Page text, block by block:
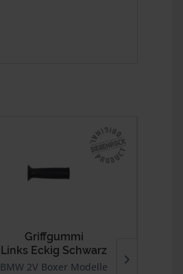
Griffgummi
Links Eckig Schwarz
BMW 2V Boxer Modelle